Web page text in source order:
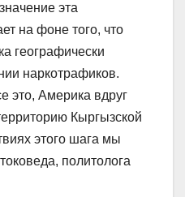
эта
на фоне того, что
географически
наркотрафиков.
это, Америка вдруг
Кыргызской
этого шага мы
политолога